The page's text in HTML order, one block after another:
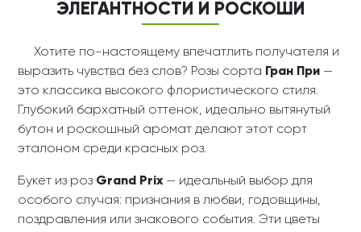
ЭЛЕГАНТНОСТИ И
РОСКОШИ
Хотите по-настоящему впечатлить получателя и
выразить чувства без слов? Розы сорта Гран При —
это классика высокого флористического стиля.
Глубокий бархатный оттенок, идеально вытянутый
бутон и роскошный аромат делают этот сорт
эталоном среди красных роз.
Букет из роз Grand Prix— идеальный выбор для
особого случая: признания в любви, годовщины,
поздравления или знакового события. Эти цветы